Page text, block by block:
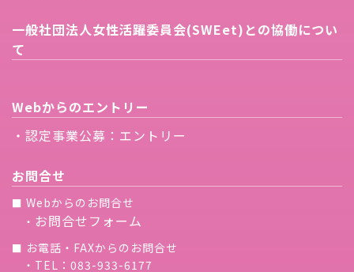
一般社団法人女性活躍委員会(SWEet)との協働につい
て
Webからのエントリー
・認定事業公募：エントリー
お問合せ
■ Webからのお問合せ
・ お問合せフォーム
■ お電話・FAXからのお問合せ
・TEL：083-933-6177